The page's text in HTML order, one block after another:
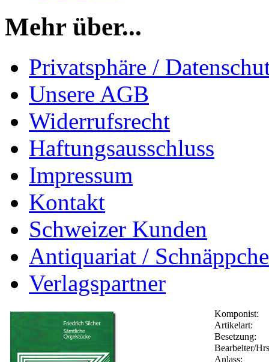
Mehr über...
Privatsphäre /
Unsere AGB
Widerrufsrecht
Haftungsausschluss
Impressum
Kontakt
Schweizer Kunden
Antiquariat /
Verlagspartner
Komponist:
Artikelart:
Besetzung:
Bearbeiter/
Anlass: